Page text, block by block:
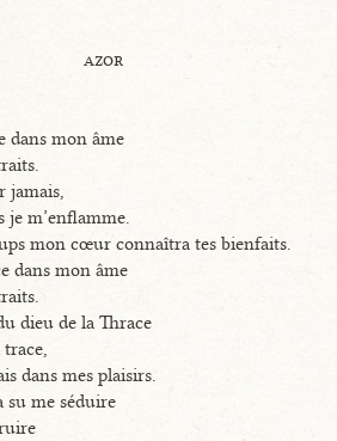
azor
dans mon âme
jamais,
je m’enflamme.
mon cœur connaîtra tes bienfaits.
dans mon âme
dieu de la Thrace
dans mes plaisirs.
su me séduire